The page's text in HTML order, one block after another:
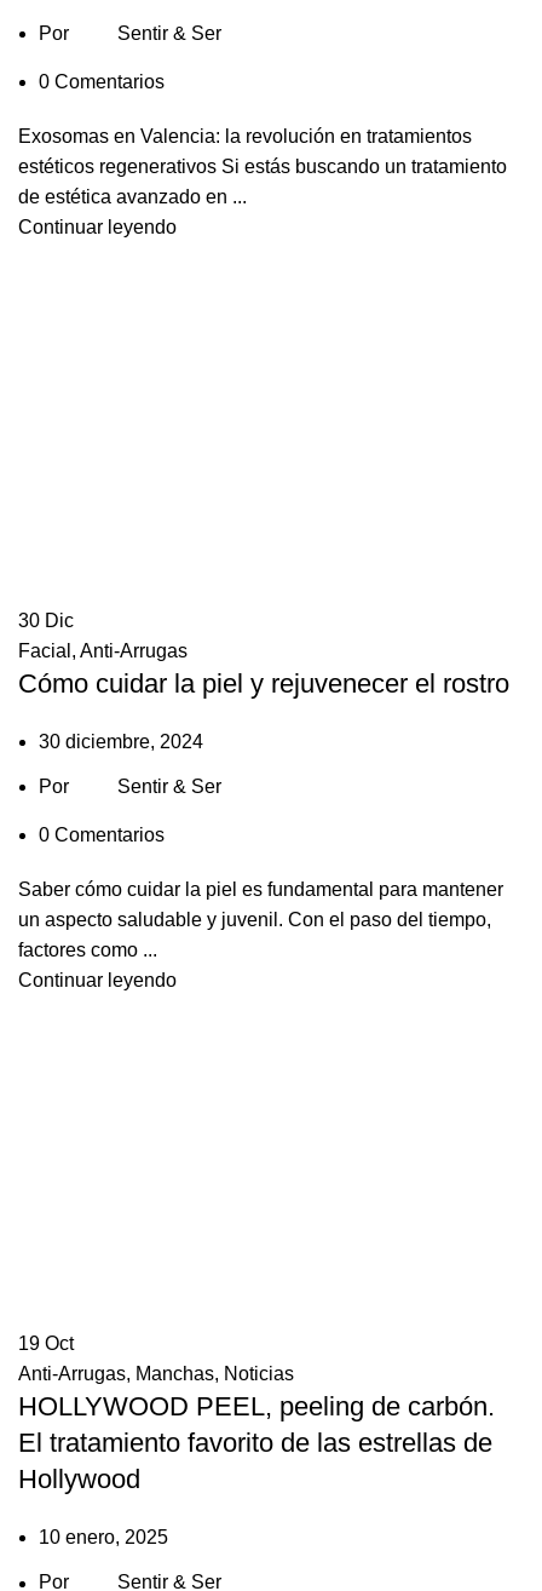
Por Sentir & Ser
0 Comentarios
Exosomas en Valencia: la revolución en tratamientos
estéticos regenerativos Si estás buscando un tratamiento
de estética avanzado en ...
Continuar leyendo
30 Dic
Facial , Anti-Arrugas
Cómo cuidar la piel y rejuvenecer el rostro
30 diciembre, 2024
Por Sentir & Ser
0 Comentarios
Saber cómo cuidar la piel es fundamental para mantener
un aspecto saludable y juvenil. Con el paso del tiempo,
factores como ...
Continuar leyendo
19 Oct
Anti-Arrugas, Manchas, Noticias
HOLLYWOOD PEEL, peeling de carbón.
El tratamiento favorito de las estrellas de
Hollywood
10 enero, 2025
Por Sentir & Ser